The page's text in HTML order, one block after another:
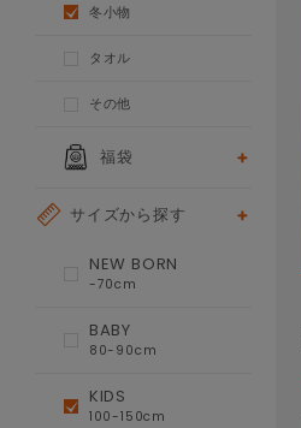
冬小物
タオル
その他
福袋
サイズから探す
NEW BORN
-70cm
BABY
80-90cm
KIDS
100-150cm